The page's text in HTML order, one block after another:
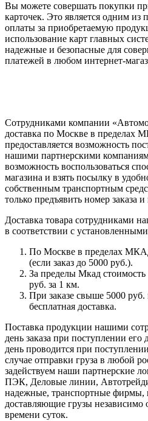
Вы можете совершать покупки
карточек. Это является одним из
оплаты за приобретаемую
использование карт главных
надежные и безопасные для
платежей в любом интернет-
Сотрудниками компании
доставка по Москве в пределах
предоставляется возможность
нашими партнерскими
возможность воспользоваться
магазина и взять посылку в
собственным транспортным
только предъявить номер заказа
Доставка товара сотрудниками
в соответствии с
По Москве в пределах
(если заказ до 5000 руб.).
За пределы Мкад стоимость
руб. за 1 км.
При заказе свыше 5000 руб.
бесплатная доставка.
Поставка продукции нашими
день заказа при поступлении его
день проводится при
случае отправки груза в любой
задействуем наши партнерские
ПЭК, Деловые линии,
надежные, транспортные фирмы,
доставляющие грузы независимо
времени суток.